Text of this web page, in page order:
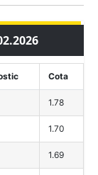
Cota
1.78
1.70
1.69